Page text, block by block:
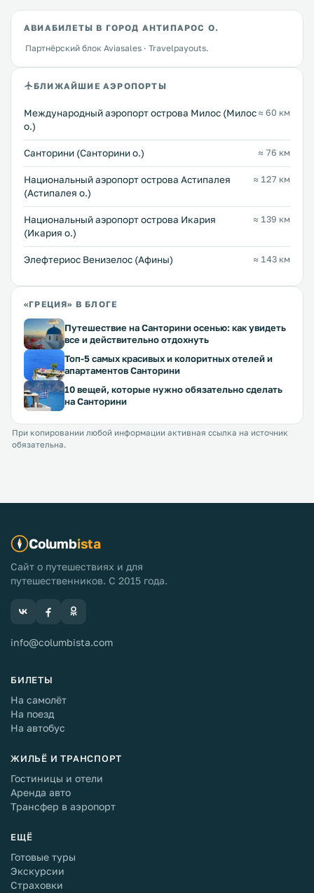
АВИАБИЛЕТЫ В ГОРОД АНТИПАРОС О.
Партнёрский блок Aviasales · Travelpayouts.
БЛИЖАЙШИЕ АЭРОПОРТЫ
Междунарoдный аэропорт острова Милос (Милос
о.)
≈ 60 км
Санторини (Санторини о.) ≈ 76 км
Национальный аэропорт острова Астипалея
(Астипалея о.)
≈ 127 км
Национальный аэропорт острова Икария
(Икария о.)
≈ 139 км
Элефтериос Венизелос (Афины) ≈ 143 км
«ГРЕЦИЯ» В БЛОГЕ
Путешествие на Санторини осенью: как увидеть
все и действительно отдохнуть
Топ-5 самых красивых и колоритных отелей и
апартаментов Санторини
10 вещей, которые нужно обязательно сделать
на Санторини
При копировании любой информации активная ссылка на источник
обязательна.
Columbista
Сайт о путешествиях и для
путешественников. С 2015 года.
info@columbista.com
БИЛЕТЫ
На самолёт
На поезд
На автобус
ЖИЛЬЁ И ТРАНСПОРТ
Гостиницы и отели
Аренда авто
Трансфер в аэропорт
ЕЩЁ
Готовые туры
Экскурсии
Страховки